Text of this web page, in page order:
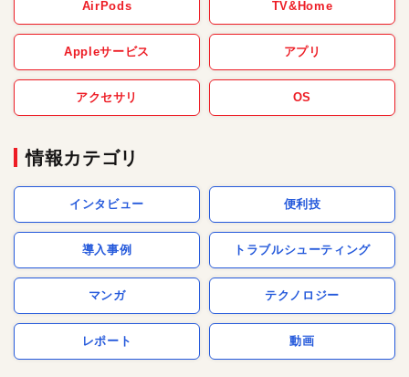
AirPods TV&Home
Appleサービス アプリ
アクセサリ OS
情報カテゴリ
インタビュー 便利技
導入事例 トラブルシューティング
マンガ テクノロジー
レポート 動画